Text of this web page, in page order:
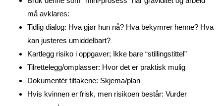
må avklares:
Tidlig dialog: Hva gjør hun nå? Hva bekymrer henne? Hva
kan justeres umiddelbart?
Kartlegg risiko i oppgaver; Ikke bare “stillingstittel”
Tilrettelegg/omplasser: Hvor det er praktisk mulig
Dokumentér tiltakene: Skjema/plan
Hvis kvinnen er frisk, men risikoen består: Vurder